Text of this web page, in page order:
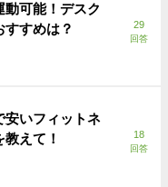
動可能！デスク
すめは？
29
回答
安いフィットネ
えて！
18
回答